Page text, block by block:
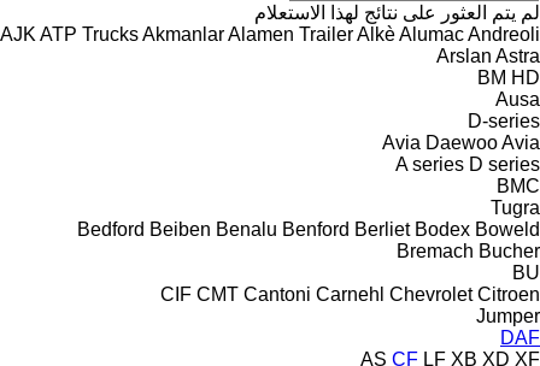
لم يتم العثور على نتائج لهذا الاستعلام
AJK ATP TrucksAkmanlarAlamen TrailerAlkèAlumacAndreoli
Arslan Astra
BM HD
Ausa
D-series
Avia DaewooAvia
A series D series
BMC
Tugra
Bedford Beiben Benalu Benford Berliet Bodex Boweld
Bremach Bucher
BU
CIF CMT Cantoni Carnehl Chevrolet Citroen
Jumper
DAF
AS CF LF XB XD XF